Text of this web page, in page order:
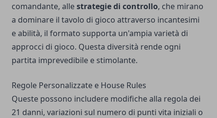
comandante, allestrategie di controllo, che mirano
a dominare il tavolo di gioco attraverso incantesimi
e abilità, il formato supporta un'ampia varietà di
approcci di gioco. Questa diversità rende ogni
partita imprevedibile e stimolante.
Regole Personalizzate e House Rules
Queste possono includere modifiche alla regola dei
21 danni, variazioni sul numero di punti vita iniziali o